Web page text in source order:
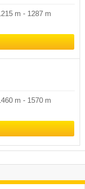
m - 1287 m
m - 1570 m